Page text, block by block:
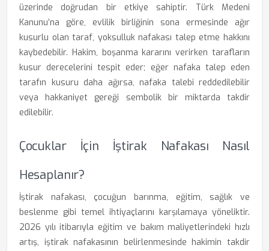
üzerinde doğrudan bir etkiye sahiptir. Türk Medeni
Kanunu’na göre, evlilik birliğinin sona ermesinde ağır
kusurlu olan taraf, yoksulluk nafakası talep etme hakkını
kaybedebilir. Hakim, boşanma kararını verirken tarafların
kusur derecelerini tespit eder; eğer nafaka talep eden
tarafın kusuru daha ağırsa, nafaka talebi reddedilebilir
veya hakkaniyet gereği sembolik bir miktarda takdir
edilebilir.
Çocuklar İçin İştirak Nafakası Nasıl
Hesaplanır?
İştirak nafakası, çocuğun barınma, eğitim, sağlık ve
beslenme gibi temel ihtiyaçlarını karşılamaya yöneliktir.
2026 yılı itibarıyla eğitim ve bakım maliyetlerindeki hızlı
artış, iştirak nafakasının belirlenmesinde hakimin takdir